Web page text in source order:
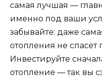
самая лучшая —
именно под ваши
забывайте: даже
отопления не
Инвестируйте
отопление — так вы